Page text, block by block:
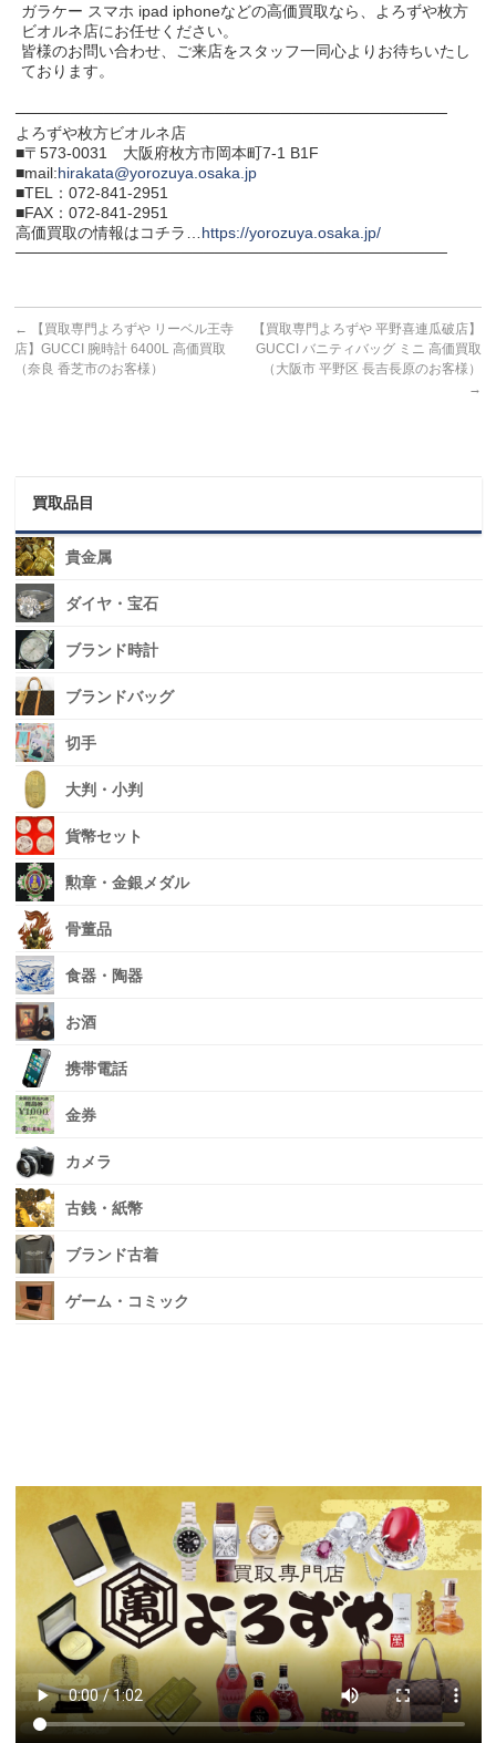
ガラケー スマホ ipad iphoneなどの高価買取なら、よろずや枚方
ビオルネ店にお任せください。
皆様のお問い合わせ、ご来店をスタッフ一同心よりお待ちいたし
ております。
───────────────────────────────────────
よろずや枚方ビオルネ店
■〒573-0031 大阪府枚方市岡本町7-1 B1F
■mail:hirakata@yorozuya.osaka.jp
■TEL：072-841-2951
■FAX：072-841-2951
高価買取の情報はコチラ… https://yorozuya.osaka.jp/
───────────────────────────────────────
←
【買取専門よろずや リーベル王寺
店】GUCCI 腕時計 6400L 高価買取
（奈良 香芝市のお客様）
【買取専門よろずや 平野喜連瓜破店】
GUCCI バニティバッグ ミニ 高価買取
（大阪市 平野区 長吉長原のお客様）
→
買取品目
貴金属
ダイヤ・宝石
ブランド時計
ブランドバッグ
切手
大判・小判
貨幣セット
勲章・金銀メダル
骨董品
食器・陶器
お酒
携帯電話
金券
カメラ
古銭・紙幣
ブランド古着
ゲーム・コミック